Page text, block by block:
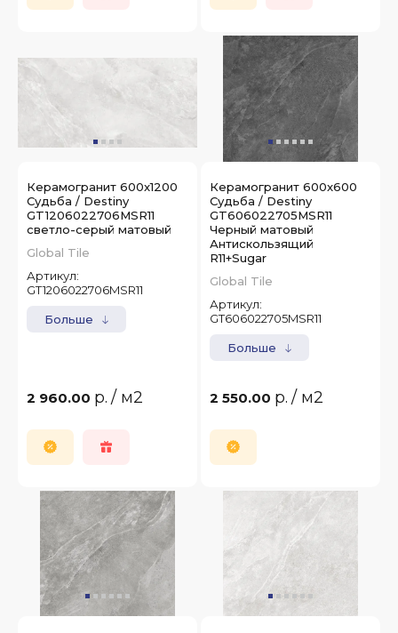
Керамогранит 600x1200
Судьба / Destiny
GT1206022706MSR11
светло-серый матовый
Global Tile
Артикул:
GT1206022706MSR11
Больше
2 960.00 р. / м2
Керамогранит 600x600
Судьба / Destiny
GT606022705MSR11
Черный матовый
Антискользящий
R11+Sugar
Global Tile
Артикул:
GT606022705MSR11
Больше
2 550.00 р. / м2